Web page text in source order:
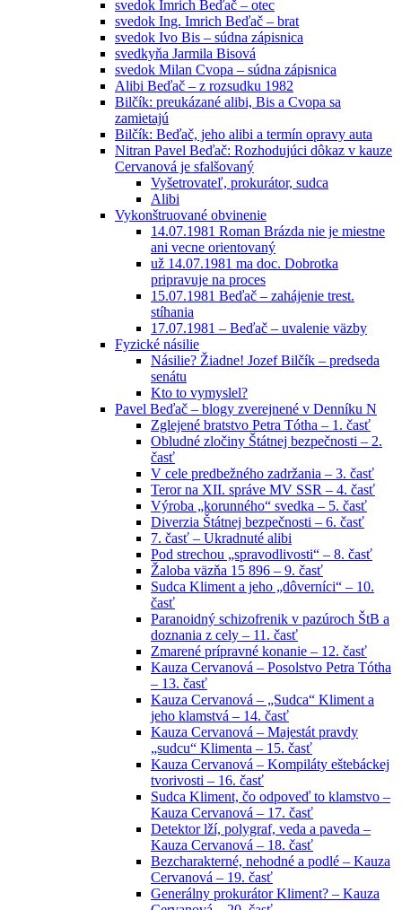
svedok Imrich Beďač – otec
svedok Ing. Imrich Beďač – brat
svedok Ivo Bis – súdna zápisnica
svedkyňa Jarmila Bisová
svedok Milan Cvopa – súdna zápisnica
Alibi Beďač – z rozsudku 1982
Bilčík: preukázané alibi, Bis a Cvopa sa
zamietajú
Bilčík: Beďač, jeho alibi a termín opravy auta
Nitran Pavel Beďač: Rozhodujúci dôkaz v kauze
Cervanová je sfalšovaný
Vyšetrovateľ, prokurátor, sudca
Alibi
Vykonštruované obvinenie
14.07.1981 Roman Brázda nie je miestne
ani vecne orientovaný
už 14.07.1981 ma doc. Dobrotka
pripravuje na proces
15.07.1981 Beďač – zahájenie trest.
stíhania
17.07.1981 – Beďač – uvalenie väzby
Fyzické násilie
Násilie? Žiadne! Jozef Bilčík – predseda
senátu
Kto to vymyslel?
Pavel Beďač – blogy zverejnené v Denníku N
Zglejené bratstvo Petra Tótha – 1. časť
Obludné zločiny Štátnej bezpečnosti – 2.
časť
V cele predbežného zadržania – 3. časť
Teror na XII. správe MV SSR – 4. časť
Výroba „korunného“ svedka – 5. časť
Diverzia Štátnej bezpečnosti – 6. časť
7. časť – Ukradnuté alibi
Pod strechou „spravodlivosti“ – 8. časť
Žaloba väzňa 15 896 – 9. časť
Sudca Kliment a jeho „dôverníci“ – 10.
časť
Paranoidný schizofrenik v pazúroch ŠtB a
doznania z cely – 11. časť
Zmarené prípravné konanie – 12. časť
Kauza Cervanová – Posolstvo Petra Tótha
– 13. časť
Kauza Cervanová – „Sudca“ Kliment a
jeho klamstvá – 14. časť
Kauza Cervanová – Majestát pravdy
„sudcu“ Klimenta – 15. časť
Kauza Cervanová – Kompiláty eštebáckej
tvorivosti – 16. časť
Sudca Kliment, čo odpoveď to klamstvo –
Kauza Cervanová – 17. časť
Detektor lží, polygraf, veda a paveda –
Kauza Cervanová – 18. časť
Bezcharakterné, nehodné a podlé – Kauza
Cervanová – 19. časť
Generálny prokurátor Kliment? – Kauza